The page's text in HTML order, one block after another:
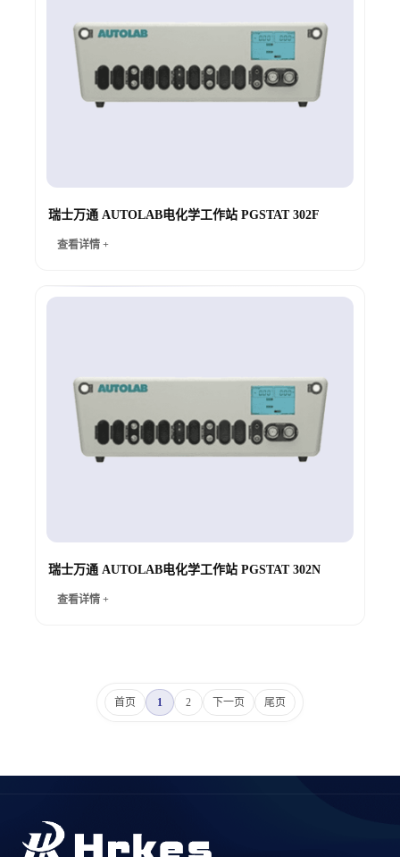
瑞士万通 AUTOLAB电化学工作站 PGSTAT 302F
查看详情 +
瑞士万通 AUTOLAB电化学工作站 PGSTAT 302N
查看详情 +
首页 1 2 下一页 尾页